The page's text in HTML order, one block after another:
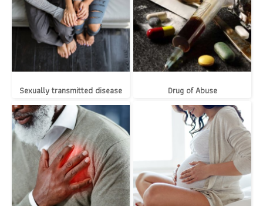
Sexually transmitted disease Drug of Abuse